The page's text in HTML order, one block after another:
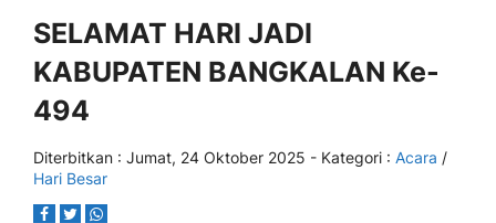
SELAMAT HARI JADI
KABUPATEN BANGKALAN Ke-
494
Diterbitkan : Jumat, 24 Oktober 2025 - Kategori : Acara /
Hari Besar